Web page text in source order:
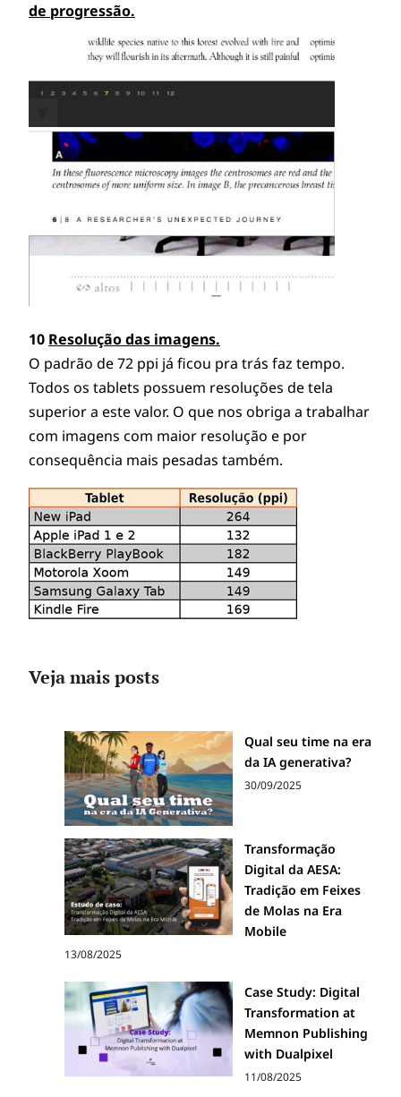
de progressão.
10 Resolução das imagens.
O padrão de 72 ppi já ficou pra trás faz tempo.
Todos os tablets possuem resoluções de tela
superior a este valor. O que nos obriga a trabalhar
com imagens com maior resolução e por
consequência mais pesadas também.
Veja mais posts
Qual seu time na era
da IA generativa?
30/09/2025
Transformação
Digital da AESA:
Tradição em Feixes
de Molas na Era
Mobile
13/08/2025
Case Study: Digital
Transformation at
Memnon Publishing
with Dualpixel
11/08/2025